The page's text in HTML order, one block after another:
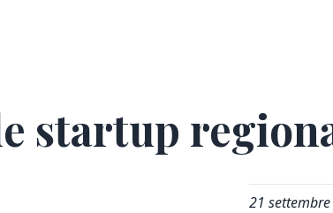
startup
21